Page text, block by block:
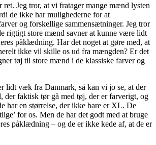
ret. Jeg tror, at vi fratager mange mænd lysten
de ikke har mulighederne for at
og forskellige sammensætninger. Jeg tror
rigtigt store mænd savner at kunne være lidt
påklædning. Har det noget at gøre med, at
ikke vil skille os ud fra mængden? Er det
tøj til store mænd i de klassiske farver og
lidt væk fra Danmark, så kan vi jo se, at der
der faktisk tør gå med tøj, der er farverigt, og
har en størrelse, der ikke bare er XL. De
for os. Men de har det godt med at bruge
påklædning – og de er ikke kede af, at de er